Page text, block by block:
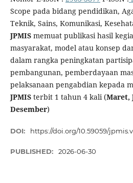
Scope pada bidang pendidikan,
Teknik, Sains, Komunikasi,
JPMIS memuat publikasi hasil
masyarakat, model atau konsep
dalam rangka peningkatan
pembangunan, pemberdayaan
pelaksanaan pengabdian kepada
JPMIS terbit 1 tahun 4 kali (Maret,
Desember)
DOI: https://doi.org/10.59059/
PUBLISHED: 2026-06-30